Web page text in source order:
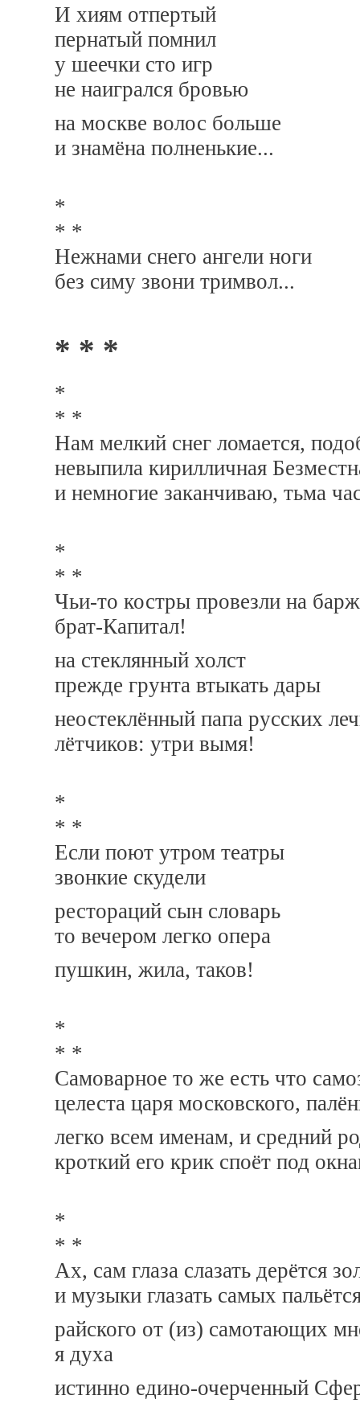
И хиям отпертый
пернатый помнил
у шеечки сто игр
не наигрался бровью
на москве волос больше
и знамёна полненькие...
*
* *
Нежнами снего ангели ноги
без симу звони тримвол...
* * *
*
* *
Нам мелкий снег ломается,
невыпила кирилличная
и немногие заканчиваю, тьма
*
* *
Чьи-то костры провезли на
брат-Капитал!
на стеклянный холст
прежде грунта втыкать дары
неостеклённый папа русских
лётчиков: утри вымя!
*
* *
Если поют утром театры
звонкие скудели
рестораций сын словарь
то вечером легко опера
пушкин, жила, таков!
*
* *
Самоварное то же есть что
целеста царя московского,
легко всем именам, и средний
кроткий его крик споёт под
*
* *
Ах, сам глаза слазать дерётся
и музыки глазать самых
райского от (из) самотающих
я духа
истинно едино-очерченный